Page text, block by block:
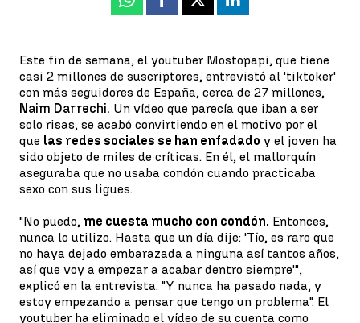
Whatsapp
Facebook
X Linkedin
Este fin de semana, el youtuber Mostopapi, que tiene
casi 2 millones de suscriptores, entrevistó al 'tiktoker'
con más seguidores de España, cerca de 27 millones,
Naim Darrechi. Un vídeo que parecía que iban a ser
solo risas, se acabó convirtiendo en el motivo por el
que las redes sociales se han enfadado y el joven ha
sido objeto de miles de críticas. En él, el mallorquín
aseguraba que no usaba condón cuando practicaba
sexo con sus ligues.
"No puedo, me cuesta mucho con condón. Entonces,
nunca lo utilizo. Hasta que un día dije: 'Tío, es raro que
no haya dejado embarazada a ninguna así tantos años,
así que voy a empezar a acabar dentro siempre'",
explicó en la entrevista. "Y nunca ha pasado nada, y
estoy empezando a pensar que tengo un problema". El
youtuber ha eliminado el vídeo de su cuenta como